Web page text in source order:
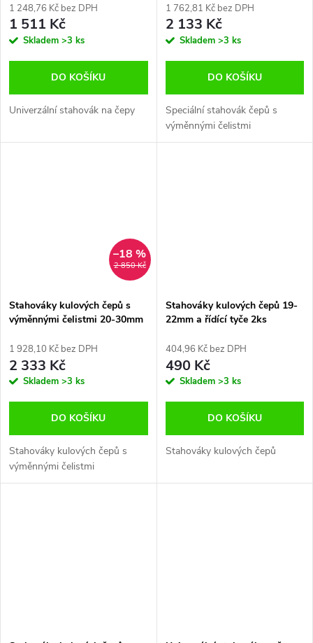
1 248,76 Kč bez DPH
1 511 Kč
Skladem >3 ks
DO KOŠÍKU
Univerzální stahovák na čepy
1 762,81 Kč bez DPH
2 133 Kč
Skladem >3 ks
DO KOŠÍKU
Speciální stahovák čepů s
výměnnými čelistmi
2 850 Kč
–18 %
Stahováky kulových čepů s
výměnnými čelistmi 20-30mm
1 928,10 Kč bez DPH
2 333 Kč
Skladem >3 ks
DO KOŠÍKU
Stahováky kulových čepů s
výměnnými čelistmi
Stahováky kulových čepů 19-
22mm a řídící tyče 2ks
404,96 Kč bez DPH
490 Kč
Skladem >3 ks
DO KOŠÍKU
Stahováky kulových čepů